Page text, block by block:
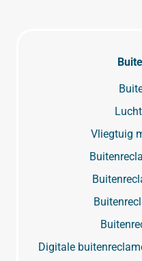
Vliegtuig
Digitale